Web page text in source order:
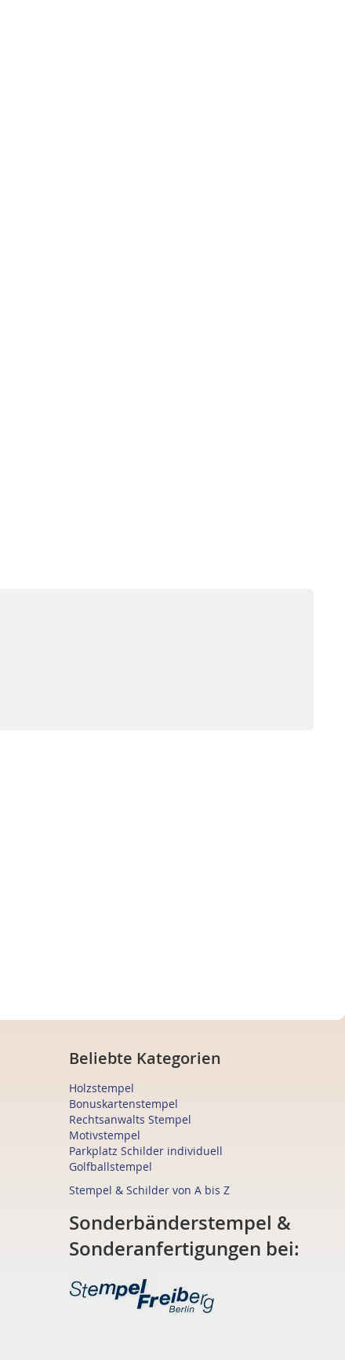
Beliebte Kategorien
Holzstempel
Bonuskartenstempel
Rechtsanwalts Stempel
Motivstempel
Parkplatz Schilder individuell
Golfballstempel
Stempel & Schilder von A bis Z
Sonderbänderstempel &
Sonderanfertigungen bei: